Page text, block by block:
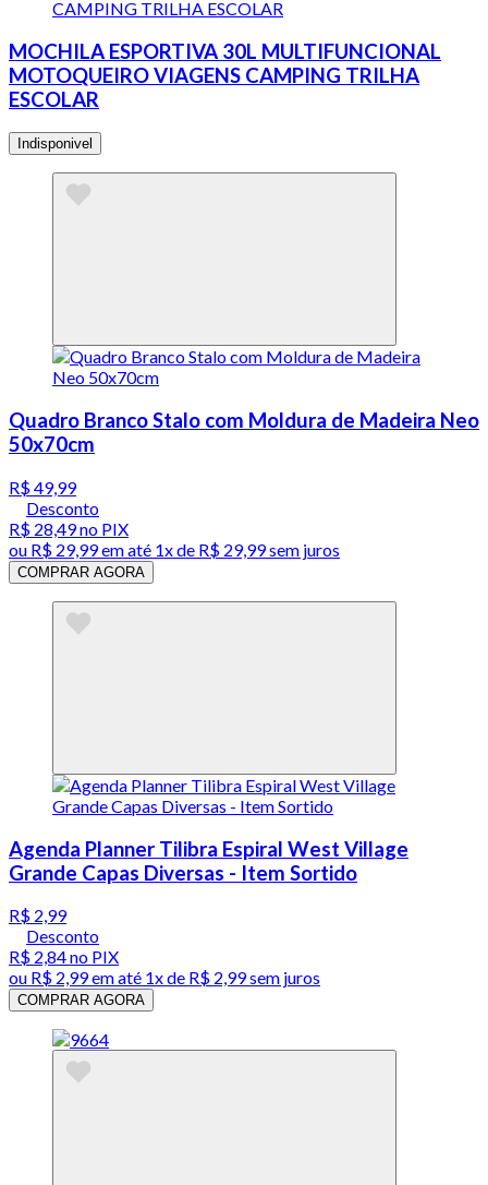
MOCHILA ESPORTIVA 30L MULTIFUNCIONAL
MOTOQUEIRO VIAGENS CAMPING TRILHA
ESCOLAR
Indisponivel
Quadro Branco Stalo com Moldura de Madeira Neo
50x70cm
R$ 49,99
Desconto
R$ 28,49no PIX
ou R$ 29,99em até 1x de R$ 29,99sem juros
COMPRAR AGORA
Agenda Planner Tilibra Espiral West Village
Grande Capas Diversas - Item Sortido
R$ 2,99
Desconto
R$ 2,84no PIX
ou R$ 2,99em até 1x de R$ 2,99sem juros
COMPRAR AGORA